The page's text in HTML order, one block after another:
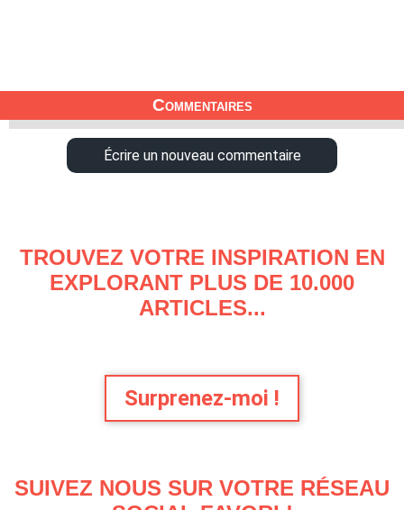
Commentaires
Écrire un nouveau commentaire
TROUVEZ VOTRE INSPIRATION EN
EXPLORANT PLUS DE 10.000
ARTICLES...
Surprenez-moi !
SUIVEZ NOUS SUR VOTRE RÉSEAU